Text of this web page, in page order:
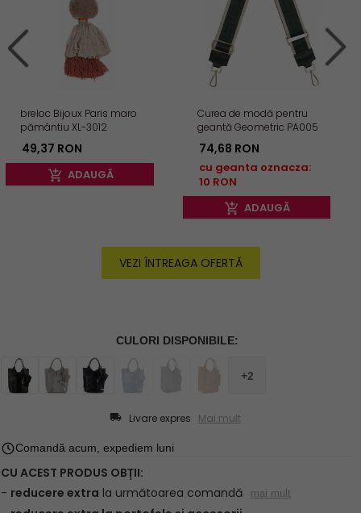
ADAUGĂ
breloc Bijoux Paris maro
pământiu XL-3012
49,37 RON
ADAUGĂ
Curea de modă pentru
geantă Geometric PA005
verde sticlă închisă/bej
74,68 RON
cu geanta oznacza:
10 RON
VEZI ÎNTREAGA OFERTĂ
Livare expres Mai mult